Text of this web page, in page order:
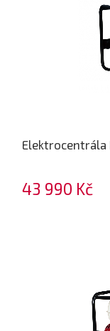
Elektrocentrála
43 990 Kč